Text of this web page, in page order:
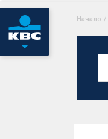
Начало /